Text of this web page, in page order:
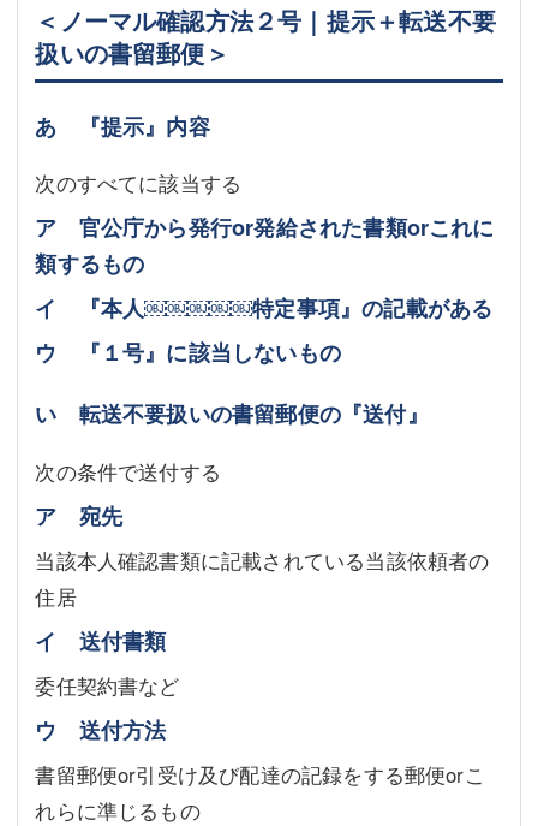
＜ノーマル確認方法２号｜提示＋転送不要
扱いの書留郵便＞
あ 『提示』内容
次のすべてに該当する
ア 官公庁から発行or発給された書類orこれに
類するもの
イ 『本人￼￼￼￼￼特定事項』の記載がある
ウ 『１号』に該当しないもの
い 転送不要扱いの書留郵便の『送付』
次の条件で送付する
ア 宛先
当該本人確認書類に記載されている当該依頼者の
住居
イ 送付書類
委任契約書など
ウ 送付方法
書留郵便or引受け及び配達の記録をする郵便orこ
れらに準じるもの